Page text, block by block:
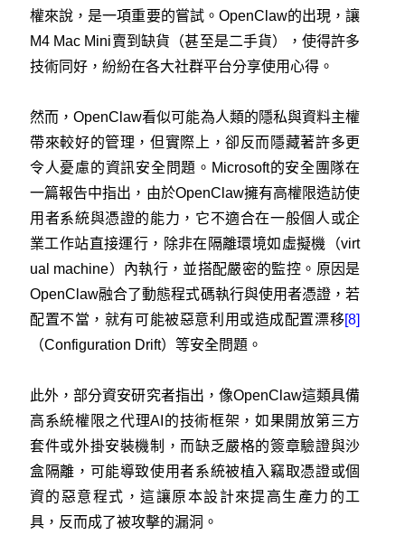
權來說，是一項重要的嘗試。OpenClaw的出現，讓
M4 Mac Mini賣到缺貨（甚至是二手貨），使得許多
技術同好，紛紛在各大社群平台分享使用心得。
然而，OpenClaw看似可能為人類的隱私與資料主權
帶來較好的管理，但實際上，卻反而隱藏著許多更
令人憂慮的資訊安全問題。Microsoft的安全團隊在
一篇報告中指出，由於OpenClaw擁有高權限造訪使
用者系統與憑證的能力，它不適合在一般個人或企
業工作站直接運行，除非在隔離環境如虛擬機（virt
ual machine）內執行，並搭配嚴密的監控。原因是
OpenClaw融合了動態程式碼執行與使用者憑證，若
配置不當，就有可能被惡意利用或造成配置漂移 [8]
（Configuration Drift）等安全問題。
此外，部分資安研究者指出，像OpenClaw這類具備
高系統權限之代理AI的技術框架，如果開放第三方
套件或外掛安裝機制，而缺乏嚴格的簽章驗證與沙
盒隔離，可能導致使用者系統被植入竊取憑證或個
資的惡意程式，這讓原本設計來提高生產力的工
具，反而成了被攻擊的漏洞。